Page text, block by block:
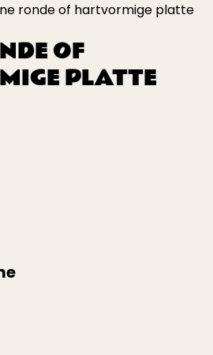
ronde of hartvormige platte
OF
PLATTE